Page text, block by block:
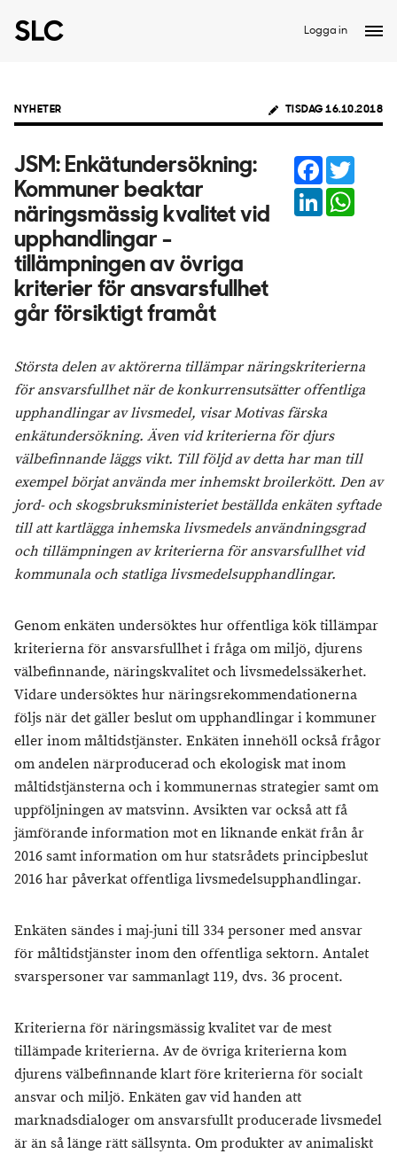
Logga in
NYHETER TISDAG 16.10.2018
JSM: Enkätundersökning:
Kommuner beaktar
näringsmässig kvalitet vid
upphandlingar -
tillämpningen av övriga
kriterier för ansvarsfullhet
går försiktigt framåt
Facebook
LinkedIn
Största delen av aktörerna tillämpar näringskriterierna
för ansvarsfullhet när de konkurrensutsätter offentliga
upphandlingar av livsmedel, visar Motivas färska
enkätundersökning. Även vid kriterierna för djurs
välbefinnande läggs vikt. Till följd av detta har man till
exempel börjat använda mer inhemskt broilerkött. Den av
jord- och skogsbruksministeriet beställda enkäten syftade
till att kartlägga inhemska livsmedels användningsgrad
och tillämpningen av kriterierna för ansvarsfullhet vid
kommunala och statliga livsmedelsupphandlingar.
Genom enkäten undersöktes hur offentliga kök tillämpar
kriterierna för ansvarsfullhet i fråga om miljö, djurens
välbefinnande, näringskvalitet och livsmedelssäkerhet.
Vidare undersöktes hur näringsrekommendationerna
följs när det gäller beslut om upphandlingar i kommuner
eller inom måltidstjänster. Enkäten innehöll också frågor
om andelen närproducerad och ekologisk mat inom
måltidstjänsterna och i kommunernas strategier samt om
uppföljningen av matsvinn. Avsikten var också att få
jämförande information mot en liknande enkät från år
2016 samt information om hur statsrådets principbeslut
2016 har påverkat offentliga livsmedelsupphandlingar.
Enkäten sändes i maj-juni till 334 personer med ansvar
för måltidstjänster inom den offentliga sektorn. Antalet
svarspersoner var sammanlagt 119, dvs. 36 procent.
Kriterierna för näringsmässig kvalitet var de mest
tillämpade kriterierna. Av de övriga kriterierna kom
djurens välbefinnande klart före kriterierna för socialt
ansvar och miljö. Enkäten gav vid handen att
marknadsdialoger om ansvarsfullt producerade livsmedel
är än så länge rätt sällsynta. Om produkter av animaliskt